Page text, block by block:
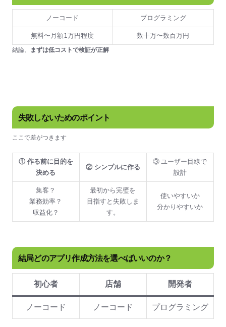
ノーコード
プログラミング
無料〜月額1万円程度
数十万〜数百万円
結論、 まずは低コストで検証が正解
失敗しないためのポイント
ここで差がつきます
① 作る前に目的を
決める
② シンプルに作る
③ ユーザー目線で
設計
集客？
業務効率？
収益化？
最初から完璧を
目指すと失敗しま
す。
使いやすいか
分かりやすいか
結局どのアプリ作成方法を選べばいいのか？
初心者 店舗 開発者
ノーコード ノーコード プログラミング